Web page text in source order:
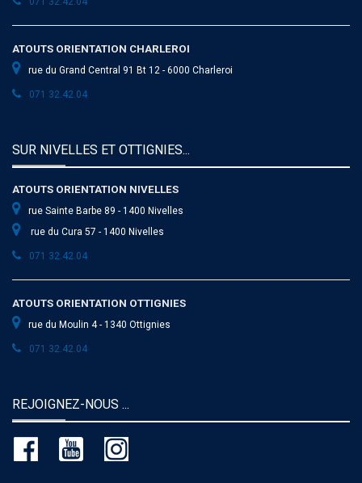
ATOUTS ORIENTATION CHARLEROI
rue du Grand Central 91 Bt 12 - 6000 Charleroi
071 32.42.04
SUR NIVELLES ET OTTIGNIES...
ATOUTS ORIENTATION NIVELLES
rue Sainte Barbe 89 - 1400 Nivelles
rue du Cura 57 - 1400 Nivelles
071 32.42.04
ATOUTS ORIENTATION OTTIGNIES
rue du Moulin 4 - 1340 Ottignies
071 32.42.04
REJOIGNEZ-NOUS ...